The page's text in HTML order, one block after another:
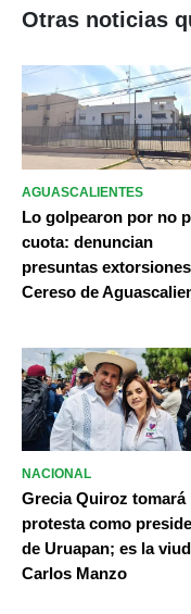
Otras noticias
AGUASCALIENTES
Lo golpearon por no
cuota: denuncian
presuntas
Cereso de
NACIONAL
Grecia Quiroz tomará
protesta como
de Uruapan; es la
Carlos Manzo